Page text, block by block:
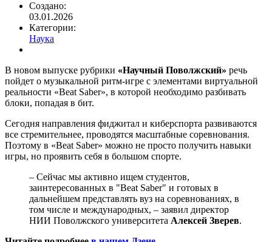
Создано:
03.01.2026
Категории:
Наука
В новом выпуске рубрики «Научный Поволжский» речь
пойдет о музыкальной ритм-игре с элементами виртуальной
реальности «Beat Saber», в которой необходимо разбивать
блоки, попадая в бит.
Сегодня направления фиджитал и киберспорта развиваются
все стремительнее, проводятся масштабные соревнования.
Поэтому в «Beat Saber» можно не просто получить навыки
игры, но проявить себя в большом спорте.
– Сейчас мы активно ищем студентов,
заинтересованных в "Beat Saber" и готовых в
дальнейшем представлять вуз на соревнованиях, в
том числе и международных, – заявил директор
НИИ Поволжского университета Алексей Зверев.